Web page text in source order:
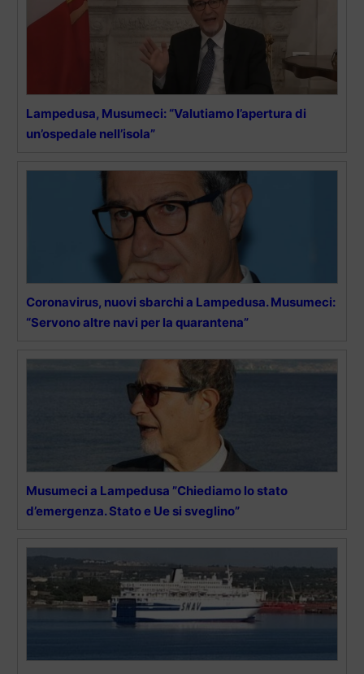
Lampedusa, Musumeci: “Valutiamo l’apertura di
un’ospedale nell’isola”
Coronavirus, nuovi sbarchi a Lampedusa. Musumeci:
“Servono altre navi per la quarantena”
Musumeci a Lampedusa ”Chiediamo lo stato
d’emergenza. Stato e Ue si sveglino”